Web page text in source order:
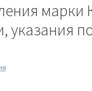
марки
указания